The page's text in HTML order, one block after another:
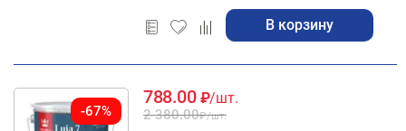
В корзину
-67%
788.00 ₽/шт.
2 380.00₽/шт.